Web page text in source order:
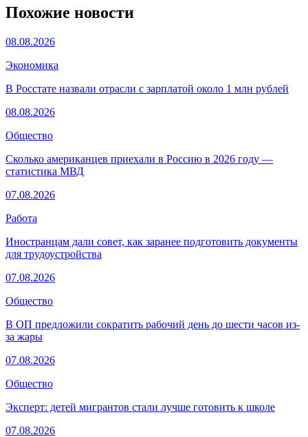
Похожие новости
08.08.2026
Экономика
В Росстате назвали отрасли с зарплатой около 1 млн рублей
08.08.2026
Общество
Сколько американцев приехали в Россию в 2026 году —
статистика МВД
07.08.2026
Работа
Иностранцам дали совет, как заранее подготовить документы
для трудоустройства
07.08.2026
Общество
В ОП предложили сократить рабочий день до шести часов из-
за жары
07.08.2026
Общество
Эксперт: детей мигрантов стали лучше готовить к школе
07.08.2026